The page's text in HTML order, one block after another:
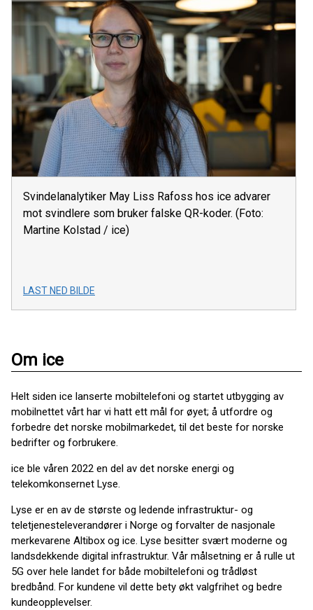
Svindelanalytiker May Liss Rafoss hos ice advarer
mot svindlere som bruker falske QR-koder. (Foto:
Martine Kolstad / ice)
LAST NED BILDE
Om ice
Helt siden ice lanserte mobiltelefoni og startet utbygging av
mobilnettet vårt har vi hatt ett mål for øyet; å utfordre og
forbedre det norske mobilmarkedet, til det beste for norske
bedrifter og forbrukere.
ice ble våren 2022 en del av det norske energi og
telekomkonsernet Lyse.
Lyse er en av de største og ledende infrastruktur- og
teletjenesteleverandører i Norge og forvalter de nasjonale
merkevarene Altibox og ice. Lyse besitter svært moderne og
landsdekkende digital infrastruktur. Vår målsetning er å rulle ut
5G over hele landet for både mobiltelefoni og trådløst
bredbånd. For kundene vil dette bety økt valgfrihet og bedre
kundeopplevelser.